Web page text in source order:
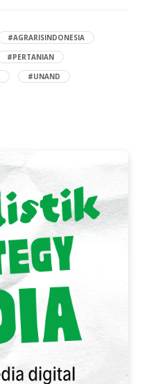
#AGRARISINDONESIA
#PERTANIAN
#UNAND